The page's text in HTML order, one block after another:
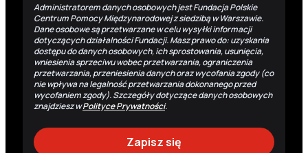
Administratorem danych osobowych jest Fundacja Polskie
Centrum Pomocy Międzynarodowej z siedzibą w Warszawie.
Dane osobowe są przetwarzane w celu wysyłki informacji
dotyczących działalności Fundacji. Masz prawo do: uzyskania
dostępu do danych osobowych, ich sprostowania, usunięcia,
wniesienia sprzeciwu wobec przetwarzania, ograniczenia
przetwarzania, przeniesienia danych oraz wycofania zgody (co
nie wpływa na legalność przetwarzania dokonanego przed
wycofaniem zgody). Szczegóły dotyczące danych osobowych
znajdziesz wPolityce Prywatności.